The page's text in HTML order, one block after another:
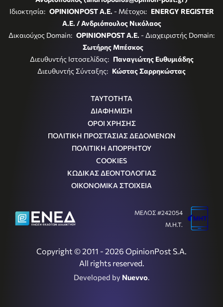
Ιδιοκτησία: OPINIONPOST A.E. - Μέτοχοι: ENERGY REGISTER
Α.Ε. / Ανδριόπουλος Νικόλαος
Δικαιούχος Domain: OPINIONPOST A.E. - Διαχειριστής Domain:
Σωτήρης Μπέσκος
Διευθυντής Ιστοσελίδας: Παναγιώτης Ευθυμιάδης
Διευθυντής Σύνταξης: Κώστας Σαρρηκώστας
ΤΑΥΤΟΤΗΤΑ
ΔΙΑΦΗΜΙΣΗ
ΟΡΟΙ ΧΡΗΣΗΣ
ΠΟΛΙΤΙΚΗ ΠΡΟΣΤΑΣΙΑΣ ΔΕΔΟΜΕΝΩΝ
ΠΟΛΙΤΙΚΗ ΑΠΟΡΡΗΤΟΥ
COOKIES
ΚΩΔΙΚΑΣ ΔΕΟΝΤΟΛΟΓΙΑΣ
ΟΙΚΟΝΟΜΙΚΑ ΣΤΟΙΧΕΙΑ
Copyright © 2011 - 2026 OpinionPost S.A.
All rights reserved.
Developed by Nuevvo
ΜΕΛΟΣ #242054
Μ.Η.Τ.